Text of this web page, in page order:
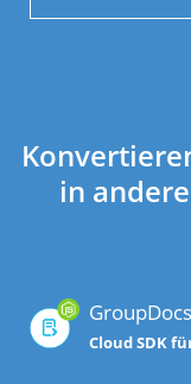
in
Cloud SDK